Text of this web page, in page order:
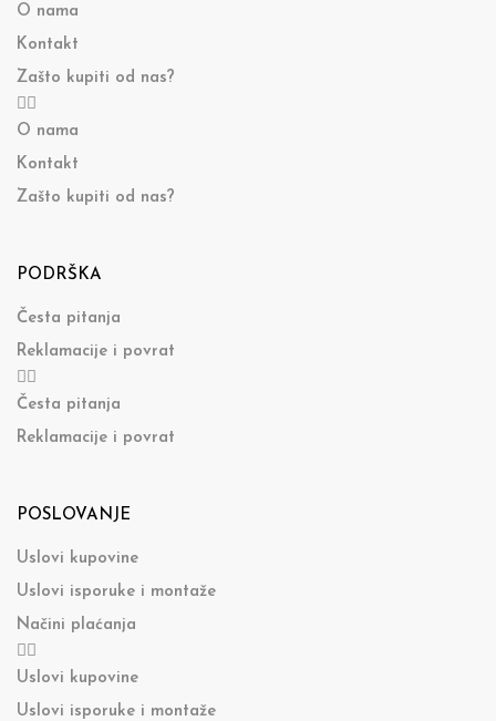
O nama
Kontakt
Zašto kupiti od nas?
O nama
Kontakt
Zašto kupiti od nas?
PODRŠKA
Česta pitanja
Reklamacije i povrat
Česta pitanja
Reklamacije i povrat
POSLOVANJE
Uslovi kupovine
Uslovi isporuke i montaže
Načini plaćanja
Uslovi kupovine
Uslovi isporuke i montaže